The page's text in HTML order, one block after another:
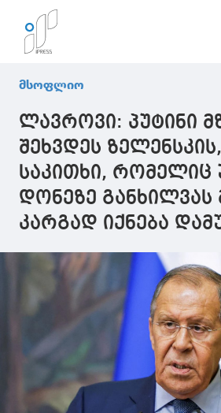
მსოფლიო
ლავროვი: პუტინი
შეხვდეს
საკითხი, რომელიც
დონეზე განხილვას
კარგად იქნება